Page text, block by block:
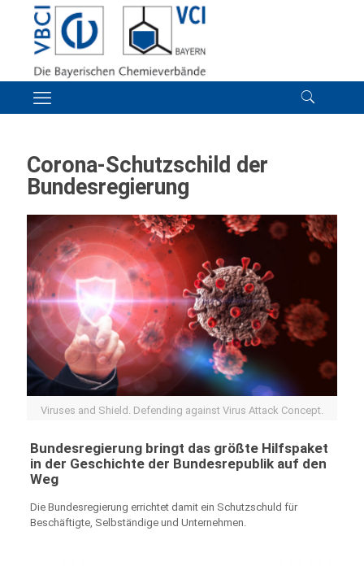
Co­ro­na-Schutz­schild der
Bundesregierung
Viruses and Shield. Defending against Virus Attack Concept.
Bundesregierung bringt das größte Hilfspaket
in der Geschichte der Bundesrepublik auf den
Weg
Die Bundesregierung errichtet damit ein Schutzschuld für
Beschäftigte, Selbständige und Unternehmen.